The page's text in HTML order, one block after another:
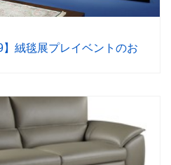
】絨毯展プレイベントのお